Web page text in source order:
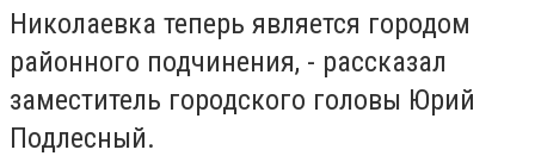
Николаевка теперь является городом
районного подчинения, - рассказал
заместитель городского головы Юрий
Подлесный.